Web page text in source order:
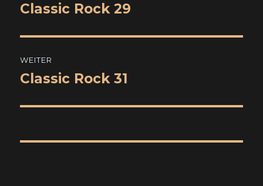
Vorheriger
Classic Rock 29
WEITER
Nächster
Classic Rock 31